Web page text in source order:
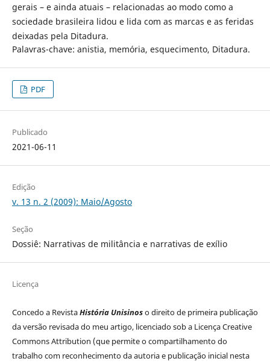
gerais – e ainda atuais – relacionadas ao modo como a
sociedade brasileira lidou e lida com as marcas e as feridas
deixadas pela Ditadura.
Palavras-chave: anistia, memória, esquecimento, Ditadura.
PDF
Publicado
2021-06-11
Edição
v. 13 n. 2 (2009): Maio/Agosto
Seção
Dossiê: Narrativas de militância e narrativas de exílio
Licença
Concedo a RevistaHistória Unisinoso direito de primeira publicação
da versão revisada do meu artigo, licenciado sob a Licença Creative
Commons Attribution (que permite o compartilhamento do
trabalho com reconhecimento da autoria e publicação inicial nesta